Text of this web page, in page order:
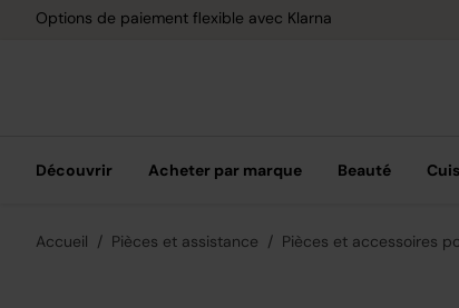
Options de paiement flexible avec Klarna
Découvrir Acheter par marque Beauté
Accueil Pièces et assistance Pièces et accessoires